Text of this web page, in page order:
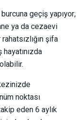
geçiş yapıyor,
ya da cezaevi
şifa
noktası
eden 6 aylık